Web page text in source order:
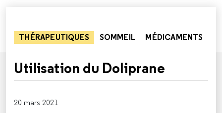
THÉRAPEUTIQUES SOMMEIL MÉDICAMENTS
Utilisation du Doliprane
20 mars 2021